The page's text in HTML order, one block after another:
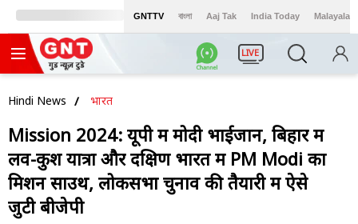
GNTTV বাংলা Aaj Tak India Today Malayalam
LIVE
Hindi News भारत
Mission 2024: यूपी में मोदी भाईजान, बिहार में
लव-कुश यात्रा और दक्षिण भारत में PM Modi का
मिशन साउथ, लोकसभा चुनाव की तैयारी में ऐसे
जुटी बीजेपी